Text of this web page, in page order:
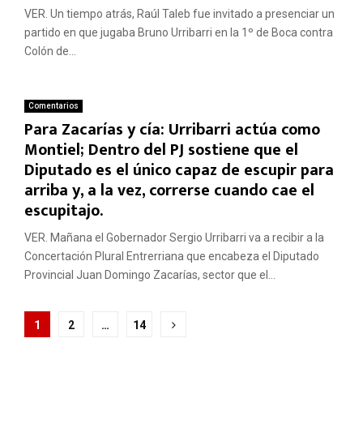
VER. Un tiempo atrás, Raúl Taleb fue invitado a presenciar un
partido en que jugaba Bruno Urribarri en la 1º de Boca contra
Colón de...
Comentarios
Para Zacarías y cía: Urribarri actúa como
Montiel; Dentro del PJ sostiene que el
Diputado es el único capaz de escupir para
arriba y, a la vez, correrse cuando cae el
escupitajo.
VER. Mañana el Gobernador Sergio Urribarri va a recibir a la
Concertación Plural Entrerriana que encabeza el Diputado
Provincial Juan Domingo Zacarías, sector que el...
Paginación
1 2 … 14